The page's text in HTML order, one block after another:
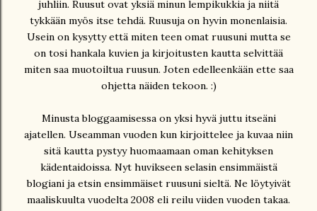
juhliin. Ruusut ovat yksiä minun lempikukkia ja niitä
tykkään myös itse tehdä. Ruusuja on hyvin monenlaisia.
Usein on kysytty että miten teen omat ruusuni mutta se
on tosi hankala kuvien ja kirjoitusten kautta selvittää
miten saa muotoiltua ruusun. Joten edelleenkään ette saa
ohjetta näiden tekoon. :)
Minusta bloggaamisessa on yksi hyvä juttu itseäni
ajatellen. Useamman vuoden kun kirjoittelee ja kuvaa niin
sitä kautta pystyy huomaamaan oman kehityksen
kädentaidoissa. Nyt huvikseen selasin ensimmäistä
blogiani ja etsin ensimmäiset ruusuni sieltä. Ne löytyivät
maaliskuulta vuodelta 2008 eli reilu viiden vuoden takaa.